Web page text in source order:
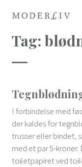
Tag:
I forbindelse med
der kaldes for
trusser eller bindet,
med et par 5-kroner.
toiletpapiret ved